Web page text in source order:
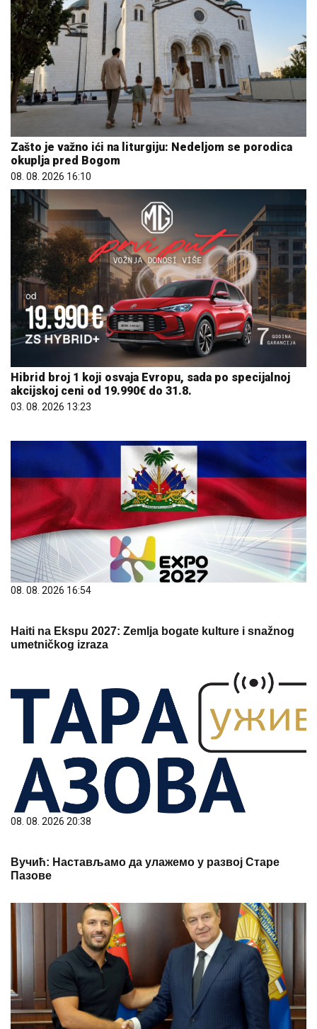
Zašto je važno ići na liturgiju: Nedeljom se porodica
okuplja pred Bogom
08. 08. 2026 16:10
Hibrid broj 1 koji osvaja Evropu, sada po specijalnoj
akcijskoj ceni od 19.990€ do 31.8.
03. 08. 2026 13:23
08. 08. 2026 16:54
Haiti na Ekspu 2027: Zemlja bogate kulture i snažnog
umetničkog izraza
08. 08. 2026 20:38
Вучић: Настављамо да улажемо у развој Старе
Пазове